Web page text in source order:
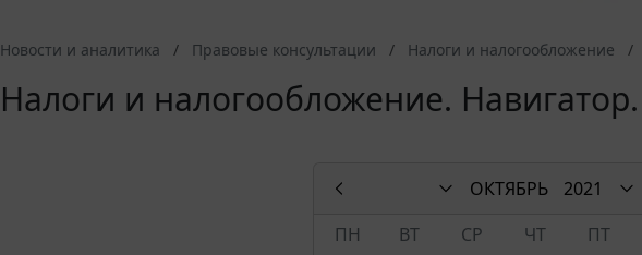
Новости и аналитика Правовые консультации Налоги и налогообложение
Налоги и налогообложение.
ОКТЯБРЬ
2021
ПН
ВТ СР ЧТ ПТ